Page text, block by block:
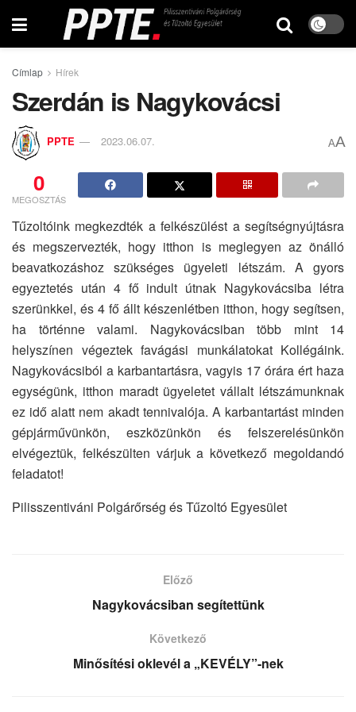
Címlap Hírek
Szerdán is Nagykovácsi
PPTE 2023.06.07. AA
0
MEGOSZTÁS
Tűzoltóink megkezdték a felkészülést a segítségnyújtásra
és megszervezték, hogy itthon is meglegyen az önálló
beavatkozáshoz szükséges ügyeleti létszám. A gyors
egyeztetés után 4 fő indult útnak Nagykovácsiba létra
szerünkkel, és 4 fő állt készenlétben itthon, hogy segítsen,
ha történne valami. Nagykovácsiban több mint 14
helyszínen végeztek favágási munkálatokat Kollégáink.
Nagykovácsiból a karbantartásra, vagyis 17 órára ért haza
egységünk, itthon maradt ügyeletet vállalt létszámunknak
ez idő alatt nem akadt tennivalója. A karbantartást minden
gépjárművünkön, eszközünkön és felszerelésünkön
elvégeztük, felkészülten várjuk a következő megoldandó
feladatot!
Pilisszentiváni Polgárőrség és Tűzoltó Egyesület
Előző
Nagykovácsiban segítettünk
Következő
Minősítési oklevél a „KEVÉLY”-nek